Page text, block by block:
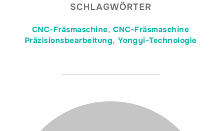
SCHLAGWÖRTER
CNC-Fräsmaschine, CNC-Fräsmaschine
Präzisionsbearbeitung, Yongyi-Technologie
BEITRAGSAUTOR